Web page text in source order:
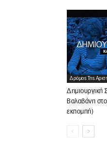
Δρόμος Της
Δημιουργική
Βαλαβάνη στο
εκπομπή)